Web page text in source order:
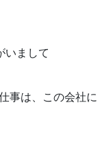
いまして
事は、この会社に